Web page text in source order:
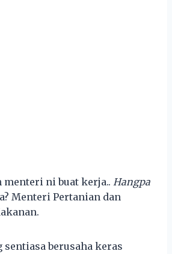
menteri ni buat kerja.. Hangpa
Menteri Pertanian dan
sentiasa berusaha keras